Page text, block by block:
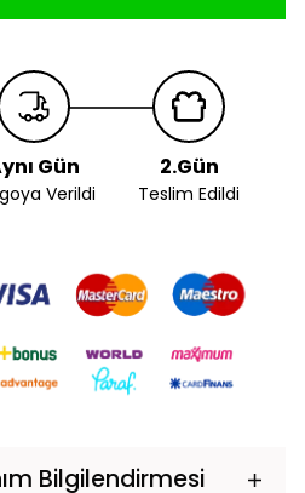
Gün
Verildi
2.Gün
Teslim Edildi
Bilgilendirmesi